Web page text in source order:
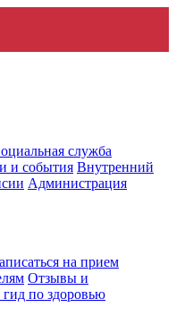
служба
и события Внутренний
Администрация
на прием
Отзывы и
по здоровью